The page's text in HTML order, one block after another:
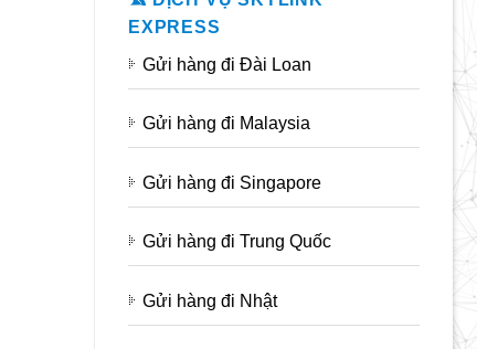
EXPRESS
Gửi hàng đi Đài Loan
Gửi hàng đi Malaysia
Gửi hàng đi Singapore
Gửi hàng đi Trung Quốc
Gửi hàng đi Nhật